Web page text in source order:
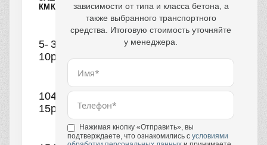
КМ КУБ
5-
10
390
руб.
10-
15
440
руб.
зависимости от типа и класса бетона, а
также выбранного транспортного
средства. Итоговую стоимость уточняйте
у менеджера.
Нажимая кнопку «Отправить», вы
подтверждаете, что ознакомились с условиями